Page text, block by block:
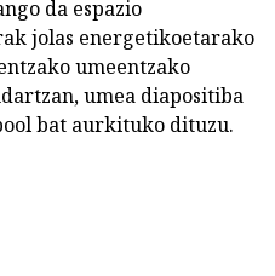
da espazio
jolas energetikoetarako
umeentzako
umea diapositiba
bat aurkituko dituzu.